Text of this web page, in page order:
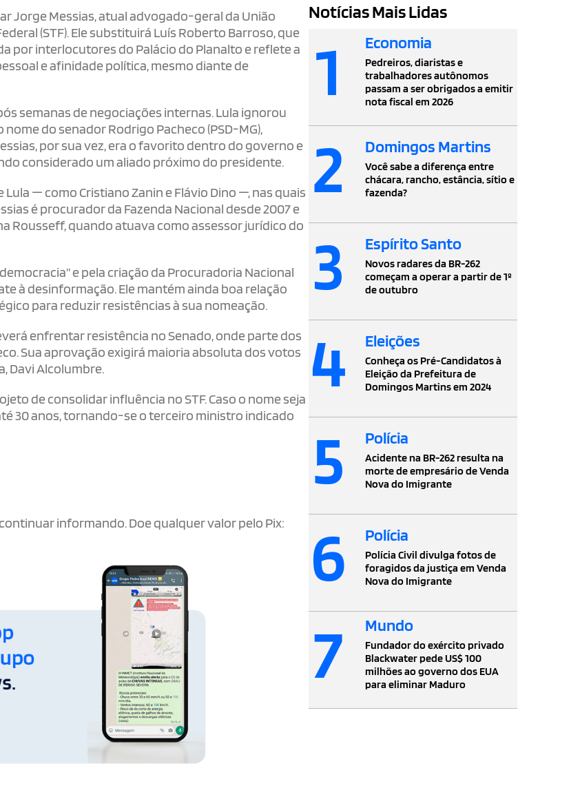
Jorge Messias, atual advogado-geral da União
(STF). Ele substituirá Luís Roberto Barroso, que
por interlocutores do Palácio do Planalto e reflete a
e afinidade política, mesmo diante de
semanas de negociações internas. Lula ignorou
do senador Rodrigo Pacheco (PSD-MG),
por sua vez, era o favorito dentro do governo e
considerado um aliado próximo do presidente.
— como Cristiano Zanin e Flávio Dino —, nas quais
é procurador da Fazenda Nacional desde 2007 e
Rousseff, quando atuava como assessor jurídico do
e pela criação da Procuradoria Nacional
à desinformação. Ele mantém ainda boa relação
para reduzir resistências à sua nomeação.
enfrentar resistência no Senado, onde parte dos
Sua aprovação exigirá maioria absoluta dos votos
Davi Alcolumbre.
de consolidar influência no STF. Caso o nome seja
30 anos, tornando-se o terceiro ministro indicado
informando. Doe qualquer valor pelo Pix:
Notícias Mais Lidas
1 Economia
Pedreiros, diaristas e
trabalhadores autônomos
passam a ser obrigados a emitir
nota fiscal em 2026
2 Domingos Martins
Você sabe a diferença entre
chácara, rancho, estância, sítio e
fazenda?
3 Espírito Santo
Novos radares da BR-262
começam a operar a partir de 1º
de outubro
4 Eleições
Conheça os Pré-Candidatos à
Eleição da Prefeitura de
Domingos Martins em 2024
5 Polícia
Acidente na BR-262 resulta na
morte de empresário de Venda
Nova do Imigrante
6 Polícia
Polícia Civil divulga fotos de
foragidos da justiça em Venda
Nova do Imigrante
7 Mundo
Fundador do exército privado
Blackwater pede US$ 100
milhões ao governo dos EUA
para eliminar Maduro